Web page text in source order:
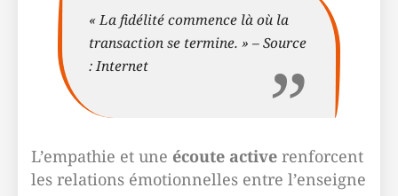
« La fidélité commence là où la
transaction se termine. » – Source
: Internet
L’empathie et une écoute active renforcent
les relations émotionnelles entre l’enseigne